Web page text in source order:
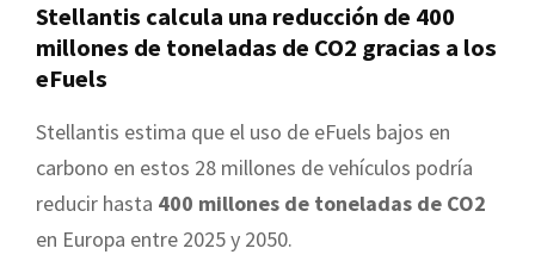
Stellantis calcula una reducción de 400
millones de toneladas de CO2 gracias a los
eFuels
Stellantis estima que el uso de eFuels bajos en
carbono en estos 28 millones de vehículos podría
reducir hasta 400 millones de toneladas de CO2
en Europa entre 2025 y 2050.